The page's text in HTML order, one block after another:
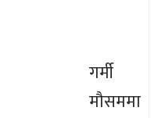
गर्मी
मौसममा